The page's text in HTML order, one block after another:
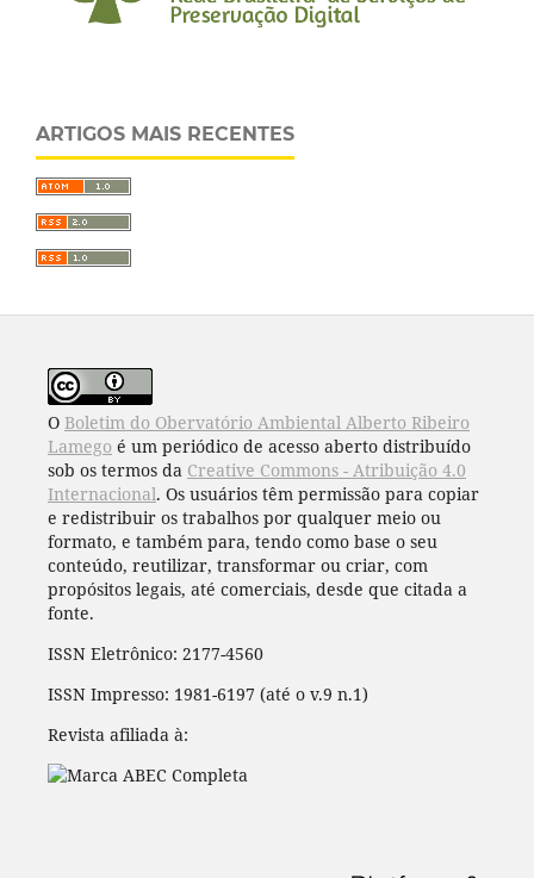
ARTIGOS MAIS RECENTES
O Boletim do Obervatório Ambiental Alberto Ribeiro
Lamego é um periódico de acesso aberto distribuído
sob os termos da Creative Commons - Atribuição 4.0
Internacional. Os usuários têm permissão para copiar
e redistribuir os trabalhos por qualquer meio ou
formato, e também para, tendo como base o seu
conteúdo, reutilizar, transformar ou criar, com
propósitos legais, até comerciais, desde que citada a
fonte.
ISSN Eletrônico: 2177-4560
ISSN Impresso: 1981-6197 (até o v.9 n.1)
Revista afiliada à: